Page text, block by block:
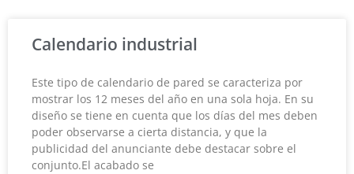
Calendario industrial
Este tipo de calendario de pared se caracteriza por
mostrar los 12 meses del año en una sola hoja. En su
diseño se tiene en cuenta que los días del mes deben
poder observarse a cierta distancia, y que la
publicidad del anunciante debe destacar sobre el
conjunto.El acabado se